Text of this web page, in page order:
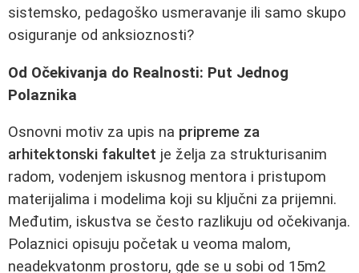
sistemsko, pedagoško usmeravanje ili samo skupo
osiguranje od anksioznosti?
Od Očekivanja do Realnosti: Put Jednog
Polaznika
Osnovni motiv za upis na pripreme za
arhitektonski fakultet je želja za strukturisanim
radom, vodenjem iskusnog mentora i pristupom
materijalima i modelima koji su ključni za prijemni.
Međutim, iskustva se često razlikuju od očekivanja.
Polaznici opisuju početak u veoma malom,
neadekvatonm prostoru, gde se u sobi od 15m2